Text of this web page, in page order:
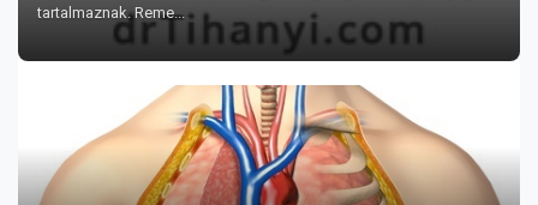
tartalmaznak. Reme...